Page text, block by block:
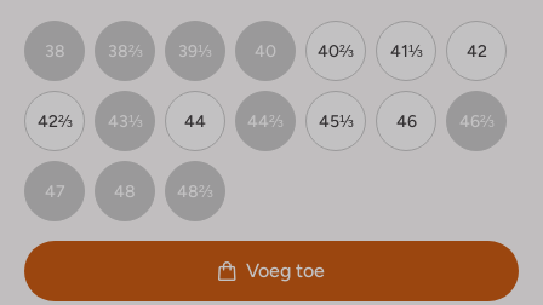
38 38⅔ 39⅓ 40 40⅔ 41⅓ 42
42⅔ 43⅓ 44 44⅔ 45⅓ 46 46⅔
47 48 48⅔
Voeg toe